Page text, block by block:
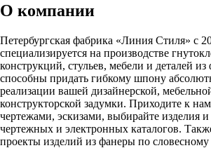
О компании
Петербургская фабрика «Линия Стиля» с
специализируется на производстве
конструкций, стульев, мебели и деталей
способны придать гибкому шпону
реализации вашей дизайнерской,
конструкторской задумки. Приходите к
чертежами, эскизами, выбирайте изделия
чертежных и электронных каталогов.
проекты изделий из фанеры по